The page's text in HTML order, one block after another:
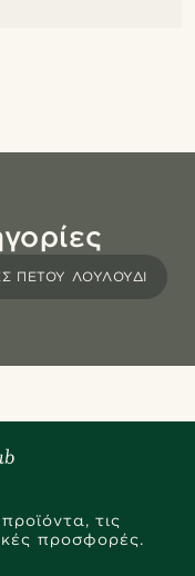
ΠΈΤΟΥ ΛΟΥΛΟΎΔΙ
τις
προσφορές.